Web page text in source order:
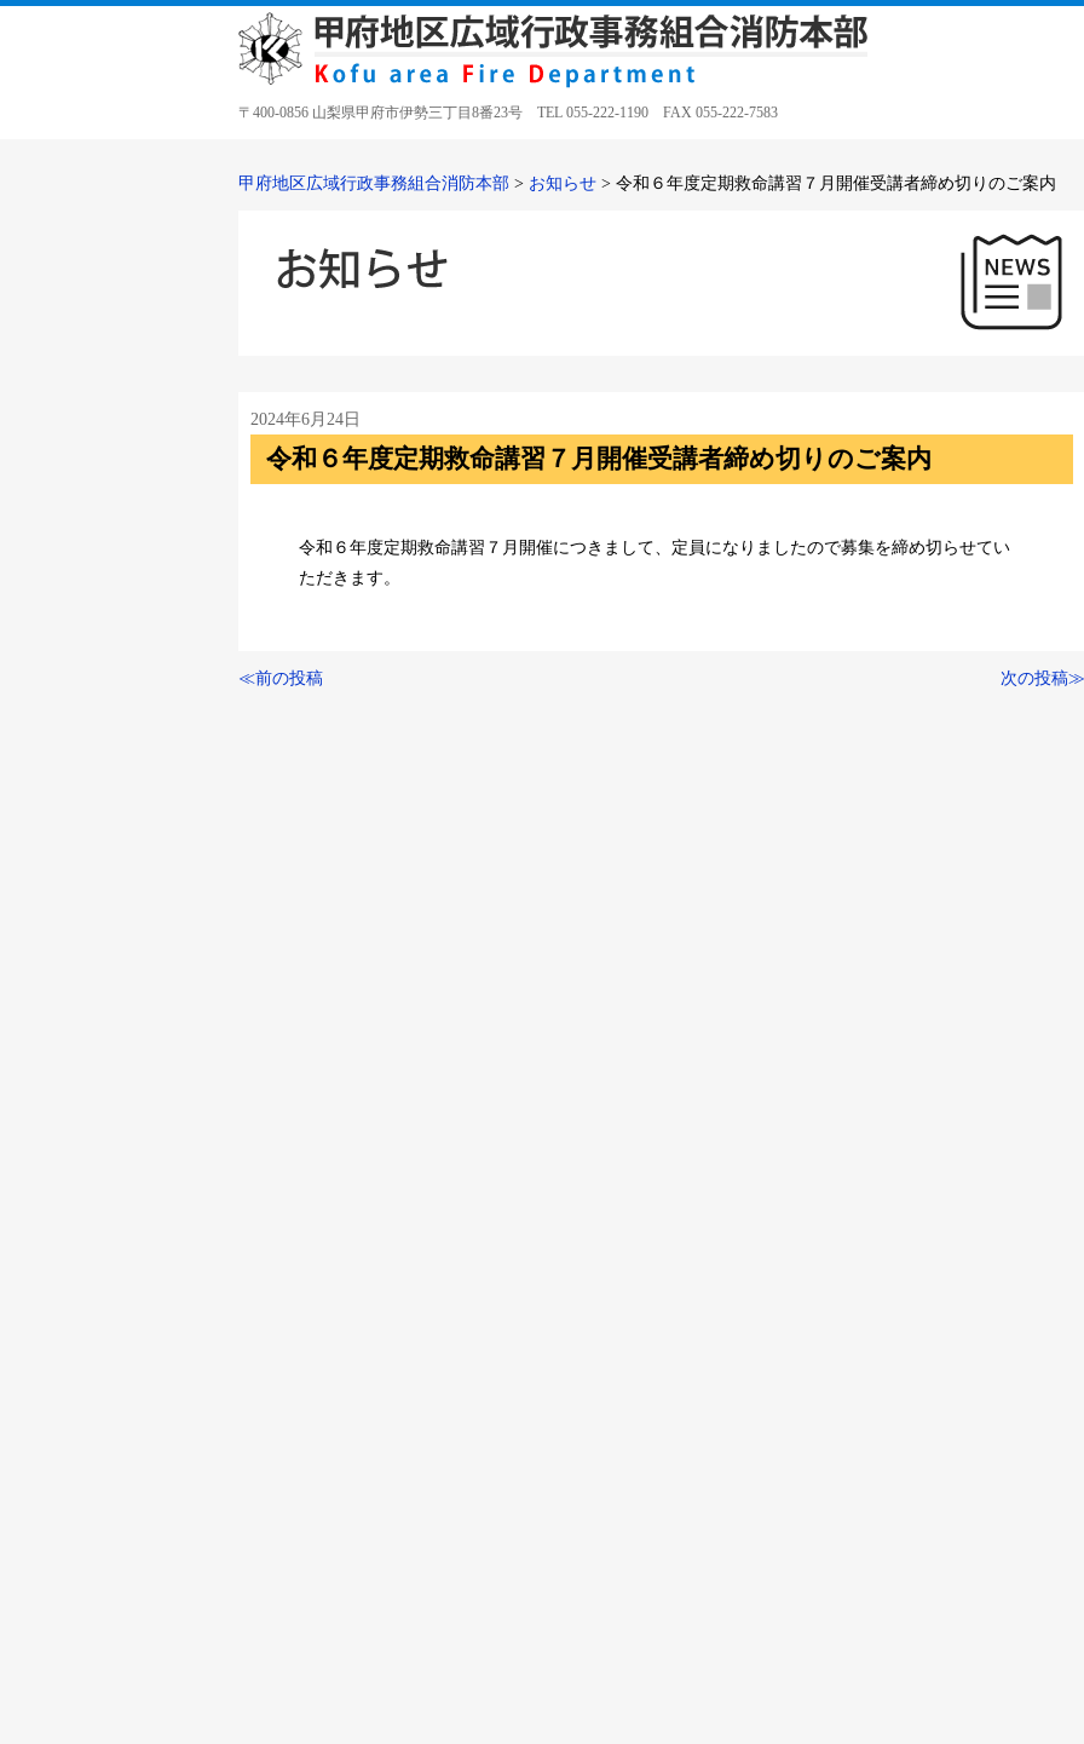
〒400-0856 山梨県甲府市伊勢三丁目8番23号 TEL 055-222-1190 FAX 055-222-7583
甲府地区広域行政事務組合消防本部 > お知らせ > 令和６年度定期救命講習７月開催受講者締め切りのご案内
2024年6月24日
令和６年度定期救命講習７月開催受講者締め切りのご案内
令和６年度定期救命講習７月開催につきまして、定員になりましたので募集を締め切らせてい
ただきます。
≪前の投稿 次の投稿≫